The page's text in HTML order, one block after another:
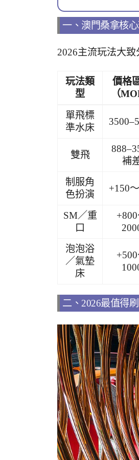
一、澳門桑拿核
2026主流玩法大
玩法類
型
價格
（
單飛標
準水床
雙飛
補
制服角
色扮演
+150
SM／重
口
泡泡浴
／氣墊
床
二、2026最值得